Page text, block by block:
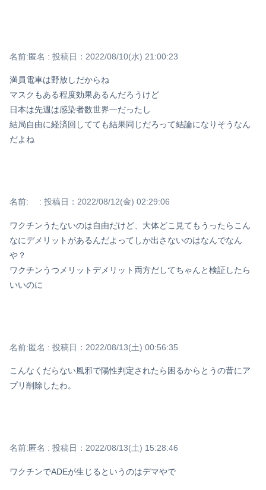
Powered by livedoor 相互RSS
名前:匿名 : 投稿日：2022/08/10(水) 21:00:23
満員電車は野放しだからね
マスクもある程度効果あるんだろうけど
日本は先週は感染者数世界一だったし
結局自由に経済回してても結果同じだろって結論になりそうなん
だよね
名前: : 投稿日：2022/08/12(金) 02:29:06
ワクチンうたないのは自由だけど、大体どこ見てもうったらこん
なにデメリットがあるんだよってしか出さないのはなんでなん
や？
ワクチンうつメリットデメリット両方だしてちゃんと検証したら
いいのに
名前:匿名 : 投稿日：2022/08/13(土) 00:56:35
こんなくだらない風邪で陽性判定されたら困るからとうの昔にア
プリ削除したわ。
名前:匿名 : 投稿日：2022/08/13(土) 15:28:46
ワクチンでADEが生じるというのはデマやで